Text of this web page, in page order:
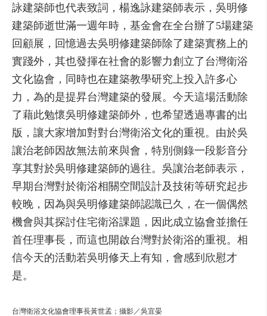
詠建築師也代表致詞，楊逸詠建築師表示，吳明修
建築師逝世滿一週年時，基金會在全台辦了5場建築
回顧展，回憶過去吳明修建築師除了建築實務上的
實踐外，其也發揮在社會的影響力創立了台灣衛浴
文化協會，同時也在建築教學研究上投入許多心
力，為的是提昇台灣建築的發展。今天這場活動除
了藉此勉懷吳明修建築師外，也希望透過專書的出
版，讓大家增加對對台灣衛浴文化的重視。由於吳
讓治老師因故無法前來與會，特別側錄一段影音分
享其對於吳明修建築師的過往。吳讓治老師表示，
早期台灣對於衛浴相關空間設計及技術等研究起步
較晚，因為與吳明修建築師認識已久，在一個偶然
機會與其探討住宅衛浴課題，因此成立協會並擔任
首任理事長，而這也開啟台灣對於衛浴的重視。相
信今天的活動若吳明修天上有知，會感到欣慰才
是。
台灣衛浴文化協會理事長黃世孟；攝影／吳宜晏